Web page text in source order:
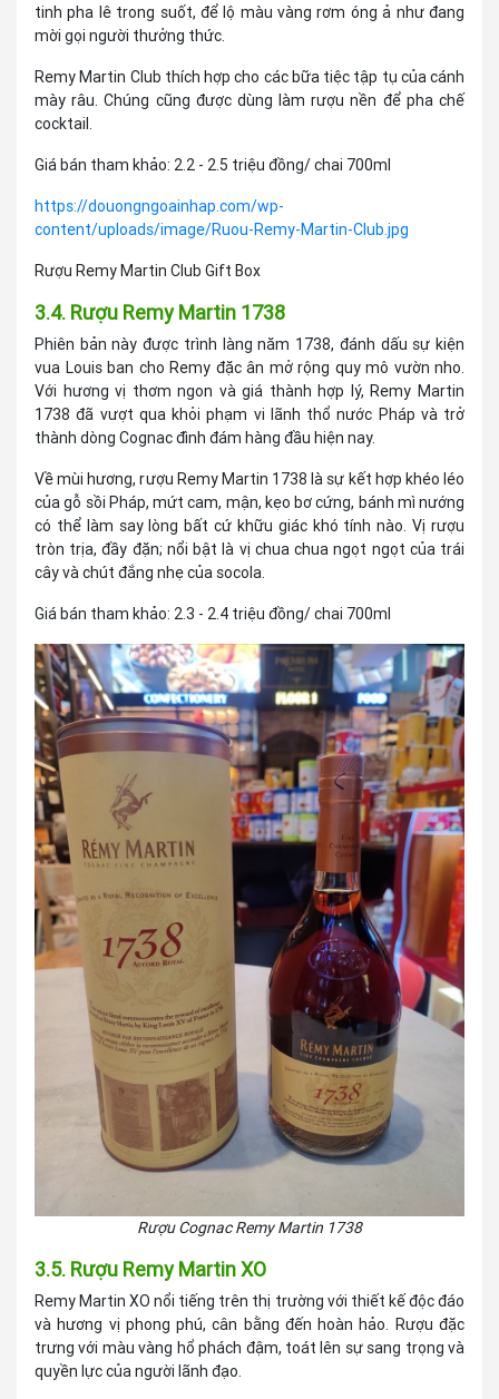
tinh pha lê trong suốt, để lộ màu vàng rơm óng ả như đang
mời gọi người thưởng thức.
Remy Martin Club thích hợp cho các bữa tiệc tập tụ của cánh
mày râu. Chúng cũng được dùng làm rượu nền để pha chế
cocktail.
Giá bán tham khảo: 2.2 - 2.5 triệu đồng/ chai 700ml
https://douongngoainhap.com/wp-
content/uploads/image/Ruou-Remy-Martin-Club.jpg
Rượu Remy Martin Club Gift Box
3.4. Rượu Remy Martin 1738
Phiên bản này được trình làng năm 1738, đánh dấu sự kiện
vua Louis ban cho Remy đặc ân mở rộng quy mô vườn nho.
Với hương vị thơm ngon và giá thành hợp lý, Remy Martin
1738 đã vượt qua khỏi phạm vi lãnh thổ nước Pháp và trở
thành dòng Cognac đình đám hàng đầu hiện nay.
Về mùi hương, rượu Remy Martin 1738 là sự kết hợp khéo léo
của gỗ sồi Pháp, mứt cam, mận, kẹo bơ cứng, bánh mì nướng
có thể làm say lòng bất cứ khữu giác khó tính nào. Vị rượu
tròn trịa, đầy đặn; nổi bật là vị chua chua ngọt ngọt của trái
cây và chút đắng nhẹ của socola.
Giá bán tham khảo: 2.3 - 2.4 triệu đồng/ chai 700ml
Rượu Cognac Remy Martin 1738
3.5. Rượu Remy Martin XO
Remy Martin XO nổi tiếng trên thị trường với thiết kế độc đáo
và hương vị phong phú, cân bằng đến hoàn hảo. Rượu đặc
trưng với màu vàng hổ phách đậm, toát lên sự sang trọng và
quyền lực của người lãnh đạo.